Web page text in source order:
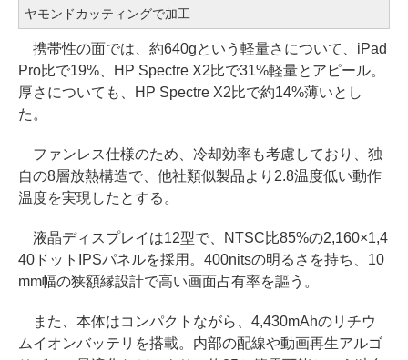
ヤモンドカッティングで加工
携帯性の面では、約640gという軽量さについて、iPad
Pro比で19%、HP Spectre X2比で31%軽量とアピール。
厚さについても、HP Spectre X2比で約14%薄いとし
た。
ファンレス仕様のため、冷却効率も考慮しており、独
自の8層放熱構造で、他社類似製品より2.8温度低い動作
温度を実現したとする。
液晶ディスプレイは12型で、NTSC比85%の2,160×1,4
40ドットIPSパネルを採用。400nitsの明るさを持ち、10
mm幅の狭額縁設計で高い画面占有率を謳う。
また、本体はコンパクトながら、4,430mAhのリチウ
ムイオンバッテリを搭載。内部の配線や動画再生アルゴ